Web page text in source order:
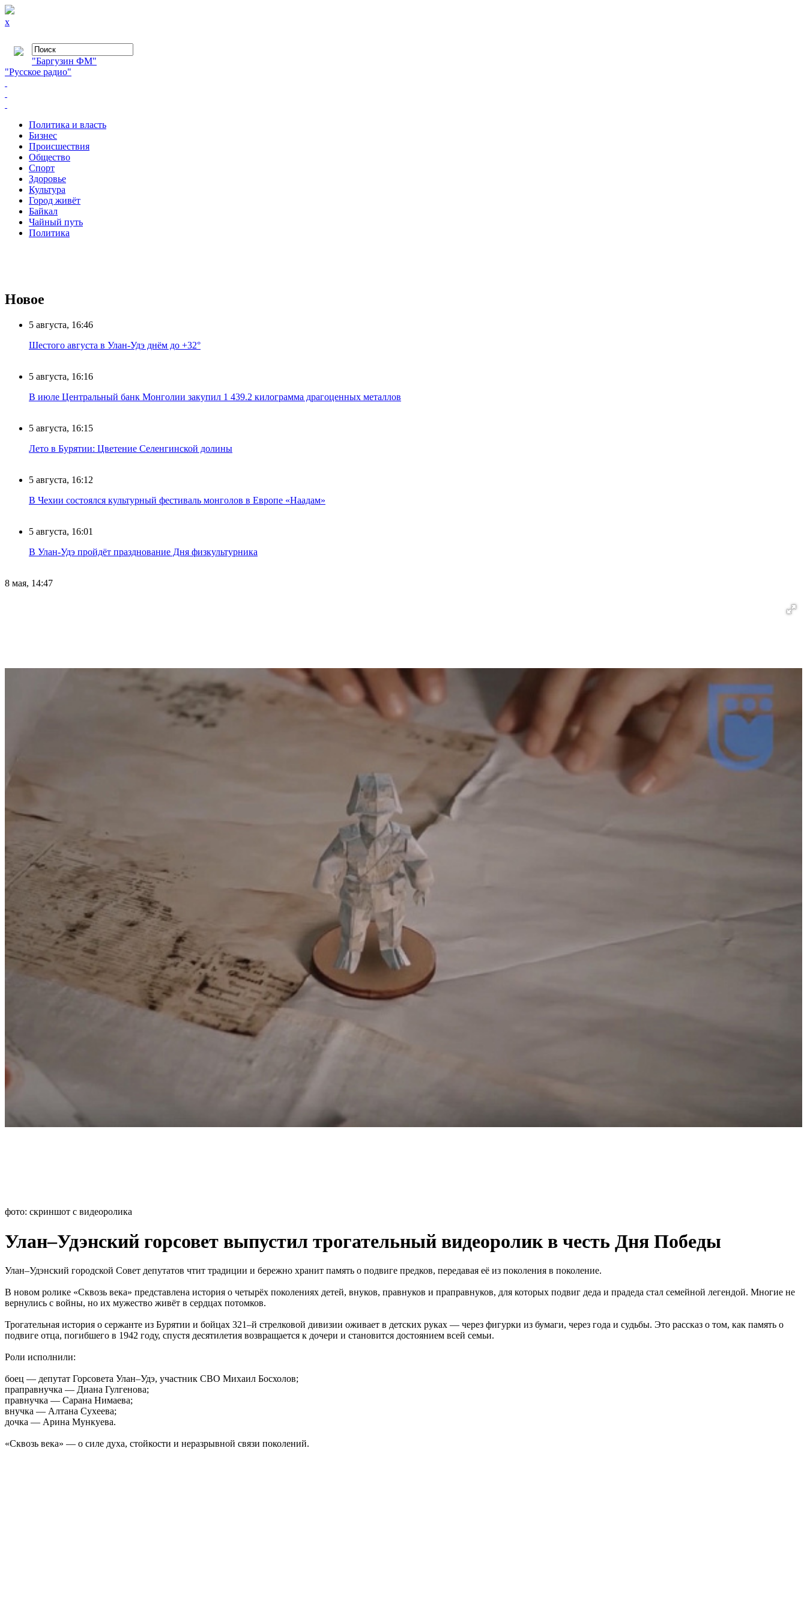
x
"Баргузин ФМ"
"Русское радио"
Политика и власть
Бизнес
Происшествия
Общество
Cпорт
Здоровье
Культура
Город живёт
Байкал
Чайный путь
Политика
Новое
5 августа, 16:46
Шестого августа в Улан-Удэ днём до +32°
5 августа, 16:16
В июле Центральный банк Монголии закупил 1 439.2 килограмма драгоценных металлов
5 августа, 16:15
Лето в Бурятии: Цветение Селенгинской долины
5 августа, 16:12
В Чехии состоялся культурный фестиваль монголов в Европе «Наадам»
5 августа, 16:01
В Улан-Удэ пройдёт празднование Дня физкультурника
8 мая, 14:47
фото: скриншот с видеоролика
Улан–Удэнский горсовет выпустил трогательный видеоролик в честь Дня Победы
Улан–Удэнский городской Совет депутатов чтит традиции и бережно хранит память о подвиге предков, передавая её из поколения в поколение.
В новом ролике «Сквозь века» представлена история о четырёх поколениях детей, внуков, правнуков и праправнуков, для которых подвиг деда и прадеда стал семейной легендой. Многие не
вернулись с войны, но их мужество живёт в сердцах потомков.
Трогательная история о сержанте из Бурятии и бойцах 321–й стрелковой дивизии оживает в детских руках — через фигурки из бумаги, через года и судьбы. Это рассказ о том, как память о
подвиге отца, погибшего в 1942 году, спустя десятилетия возвращается к дочери и становится достоянием всей семьи.
Роли исполнили:
боец — депутат Горсовета Улан–Удэ, участник СВО Михаил Босхолов;
праправнучка — Диана Гулгенова;
правнучка — Сарана Нимаева;
внучка — Алтана Сухеева;
дочка — Арина Мункуева.
«Сквозь века» — о силе духа, стойкости и неразрывной связи поколений.